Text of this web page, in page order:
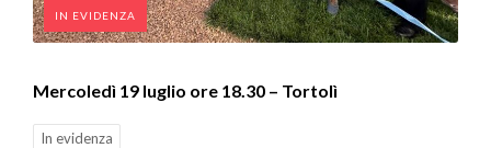
IN EVIDENZA
Mercoledì 19 luglio ore 18.30 – Tortolì
In evidenza